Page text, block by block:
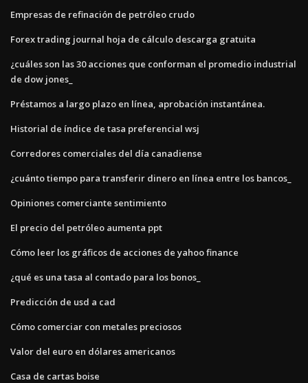
Empresas de refinación de petróleo crudo
Forex trading journal hoja de cálculo descarga gratuita
¿cuáles son las 30 acciones que conforman el promedio industrial
de dow jones_
Préstamos a largo plazo en línea, aprobación instantánea.
Historial de índice de tasa preferencial wsj
Corredores comerciales del día canadiense
¿cuánto tiempo para transferir dinero en línea entre los bancos_
Opiniones comerciante sentimiento
El precio del petróleo aumenta ppt
Cómo leer los gráficos de acciones de yahoo finance
¿qué es una tasa al contado para los bonos_
Predicción de usd a cad
Cómo comerciar con metales preciosos
Valor del euro en dólares americanos
Casa de cartas boise